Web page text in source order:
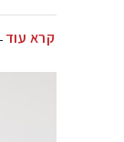
קרא עוד